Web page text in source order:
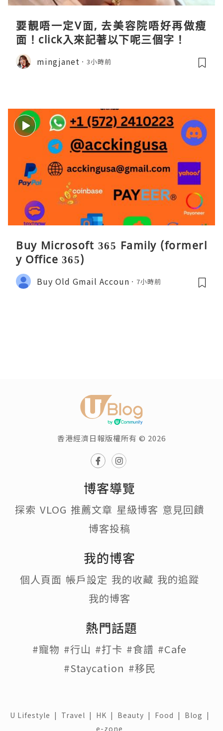
要靚唔一定V面, 去美容院唔好再做瘦
面！click入來記著以下呢三個字！
mingjanet 3小時前
Buy Microsoft 365 Family (formerl
y Office 365)
Buy Old Gmail Accoun 7小時前
香港經濟日報版權所有 © 2026
博客導覽
探索 VLOG 推薦文章 星級博客 意見回饋
博客投稿
我的博客
個人頁面 帳戶設定 我的收藏 我的追蹤
我的博客
熱門話題
#寵物 #行山 #打卡 #食譜 #Cafe
#Staycation #移民
U Lifestyle | Travel | HK | Beauty | Food | Blog |
e-zone